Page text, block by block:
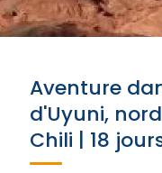
Aventure
d'Uyuni,
Chili | 18